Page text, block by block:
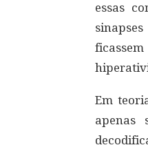
essas
Em
apenas